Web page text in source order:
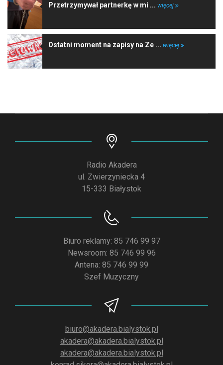
Przetrzymywał partnerkę w mi ... więcej
Ostatni moment na zapisy na Ze ... więcej
Radio Akadera
ul. Zwierzyniecka 4
15-333 Białystok
Biuro reklamy: 85 746 99 97
Newsroom: 85 746 99 96
Antena: 85 746 99 99
Szef Muzyczny
biuro@akadera.bialystok.pl
akadera@akadera.bialystok.pl
akadera@akadera.bialystok.pl